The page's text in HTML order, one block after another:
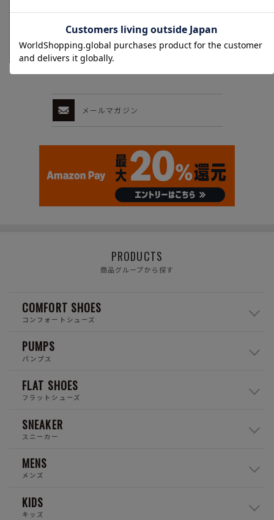
メールマガジン
PRODUCTS
商品グループから探す
COMFORT SHOES
コンフォートシューズ
PUMPS
パンプス
FLAT SHOES
フラットシューズ
SNEAKER
スニーカー
MENS
メンズ
KIDS
キッズ